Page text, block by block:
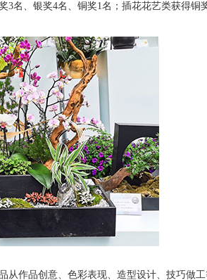
、银奖4名、铜奖1名；插花花艺类获得铜
作品创意、色彩表现、造型设计、技巧做工